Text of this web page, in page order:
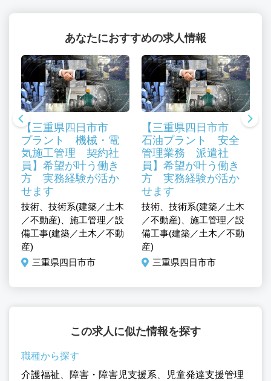
あなたにおすすめの求人情報
【三重県四日市市
プラント 機械・電
気施工管理 契約社
員】希望が叶う働き
方 実務経験が活か
せます
技術、技術系(建築／土木
／不動産)、施工管理／設
備工事(建築／土木／不動
産)
三重県四日市市
【三重県四日市市
石油プラント 安全
管理業務 派遣社
員】希望が叶う働き
方 実務経験が活か
せます
技術、技術系(建築／土木
／不動産)、施工管理／設
備工事(建築／土木／不動
産)
三重県四日市市
この求人に似た情報を探す
職種から探す
介護福祉、 障害・障害児支援系、
児童発達支援管理